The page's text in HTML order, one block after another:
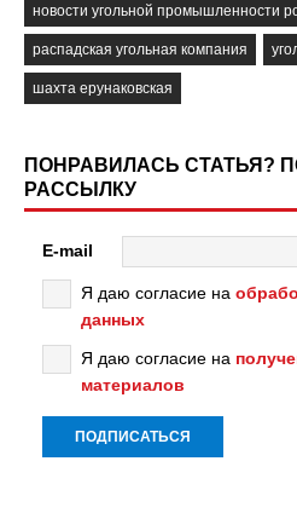
новости угольной промышленности
распадская угольная компания
шахта ерунаковская
ПОНРАВИЛАСЬ СТАТЬЯ?
РАССЫЛКУ
E-mail
Я даю согласие на
данных
Я даю согласие на
материалов